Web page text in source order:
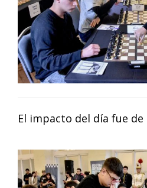
El impacto del día fue